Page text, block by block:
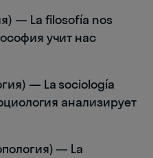
— La filosofía nos
учит нас
— La sociología
анализирует
— La